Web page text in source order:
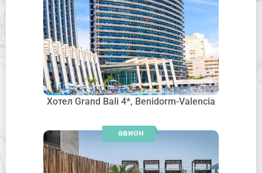
Хотел Grand Bali 4*, Benidorm-Valencia
авион